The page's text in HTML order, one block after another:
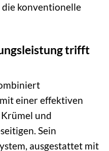
die konventionelle
trifft
einer effektiven
und
Sein
ausgestattet mit